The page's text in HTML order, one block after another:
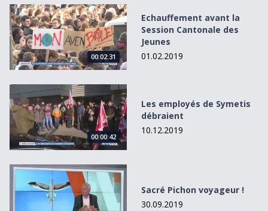
Echauffement avant la Session Cantonale des Jeunes
00:02:31
Echauffement avant la
Session Cantonale des
Jeunes
01.02.2019
Les employés de Symetis débraient
00:00:42
Les employés de Symetis
débraient
10.12.2019
Sacré Pichon voyageur !
Sacré Pichon voyageur !
30.09.2019